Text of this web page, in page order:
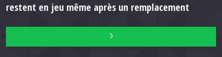
restent en jeu même après un remplacement